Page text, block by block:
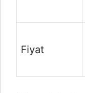
Fiyat